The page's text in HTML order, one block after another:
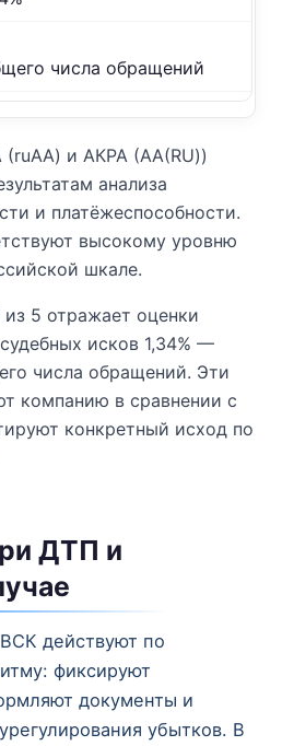
числа обращений
(ruAA) и АКРА (АА(RU))
анализа
и платёжеспособности.
высокому уровню
шкале.
из 5 отражает оценки
исков 1,34% —
числа обращений. Эти
компанию в сравнении с
конкретный исход по
ДТП и
действуют по
фиксируют
документы и
убытков. В